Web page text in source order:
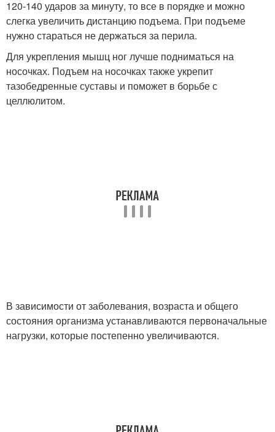
120-140 ударов за минуту, то все в порядке и можно
слегка увеличить дистанцию подъема. При подъеме
нужно стараться не держаться за перила.
Для укрепления мышц ног лучше подниматься на
носочках. Подъем на носочках также укрепит
тазобедренные суставы и поможет в борьбе с
целлюлитом.
В зависимости от заболевания, возраста и общего
состояния организма устанавливаются первоначальные
нагрузки, которые постепенно увеличиваются.